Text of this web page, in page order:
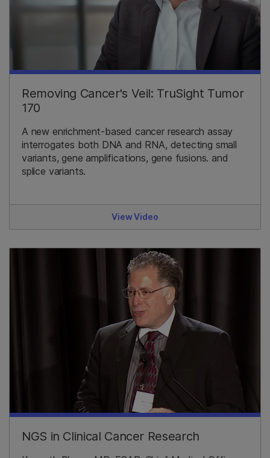
Removing Cancer's Veil: TruSight Tumor
170
A new enrichment-based cancer research assay
interrogates both DNA and RNA, detecting small
variants, gene amplifications, gene fusions. and
splice variants.
View Video
NGS in Clinical Cancer Research